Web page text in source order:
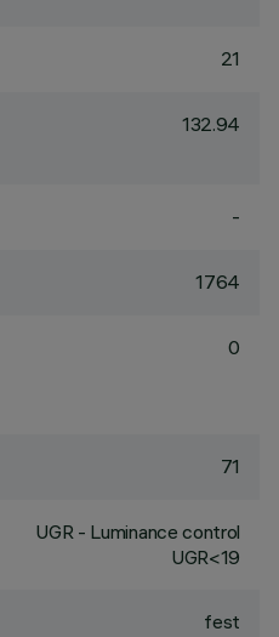
21
132.94
-
1764
0
71
UGR - Luminance control
UGR<19
fest